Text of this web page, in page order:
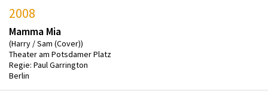
2008
Mamma Mia
(Harry / Sam (Cover))
Theater am Potsdamer Platz
Regie: Paul Garrington
Berlin